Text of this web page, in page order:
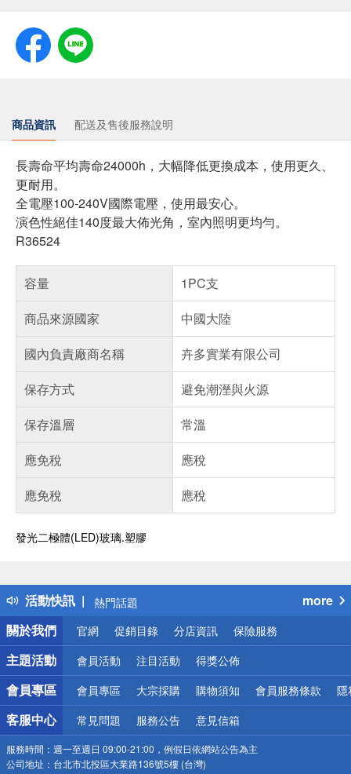
商品資訊 配送及售後服務說明
長壽命平均壽命24000h，大幅降低更換成本，使用更久、
更耐用。
全電壓100-240V國際電壓，使用最安心。
演色性絕佳140度最大佈光角，室內照明更均勻。
R36524
容量
1PC支
商品來源國家
中國大陸
國內負責廠商名稱
卉多實業有限公司
保存方式
避免潮溼與火源
保存溫層
常溫
應免稅
應稅
應免稅
應稅
發光二極體(LED)玻璃.塑膠
活動快訊
得獎公告
熱門話題
銀行優惠
偏遠地區配送
詐騙網頁！請小心！
more
關於我們
官網 促銷目錄 分店資訊 保險服務
主題活動 會員活動 注目活動 得獎公佈
會員專區 會員專區 大宗採購 購物須知 會員服務條款 隱
客服中心 常見問題 服務公告 意見信箱
服務時間： 週一至週日 09:00-21:00，例假日依網站公告為主
公司地址： 台北市北投區大業路136號5樓 (台灣)